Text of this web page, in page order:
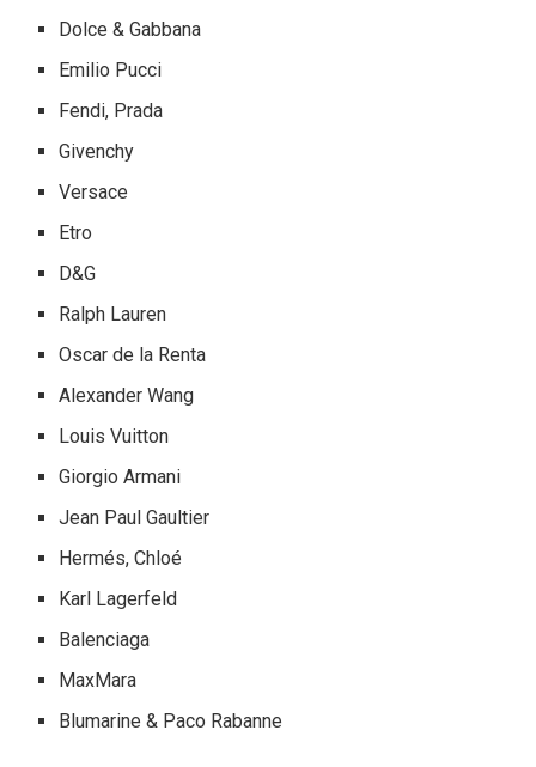
Dolce & Gabbana
Emilio Pucci
Fendi, Prada
Givenchy
Versace
Etro
D&G
Ralph Lauren
Oscar de la Renta
Alexander Wang
Louis Vuitton
Giorgio Armani
Jean Paul Gaultier
Hermés, Chloé
Karl Lagerfeld
Balenciaga
MaxMara
Blumarine & Paco Rabanne